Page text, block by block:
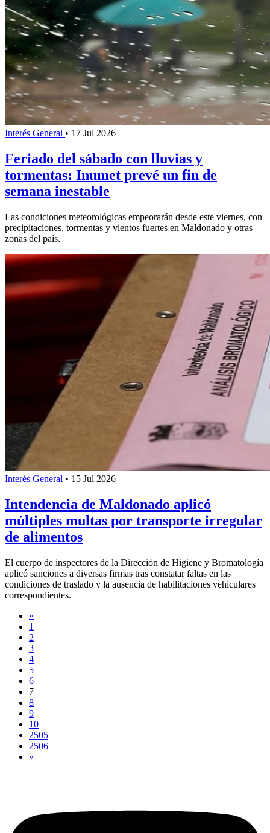
Interés General • 17 Jul 2026
Feriado del sábado con lluvias y
tormentas: Inumet prevé un fin de
semana inestable
Las condiciones meteorológicas empeorarán desde este viernes, con
precipitaciones, tormentas y vientos fuertes en Maldonado y otras
zonas del país.
Interés General • 15 Jul 2026
Intendencia de Maldonado aplicó
múltiples multas por transporte irregular
de alimentos
El cuerpo de inspectores de la Dirección de Higiene y Bromatología
aplicó sanciones a diversas firmas tras constatar faltas en las
condiciones de traslado y la ausencia de habilitaciones vehiculares
correspondientes.
«
1
2
3
4
5
6
7
8
9
10
2505
2506
»